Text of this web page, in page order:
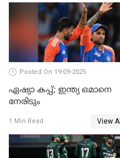
Posted On 19-09-2025
ഏഷ്യാ കപ്പ്; ഇന്ത്യ ഒമാനെ
നേരിടും
1 Min Read View All